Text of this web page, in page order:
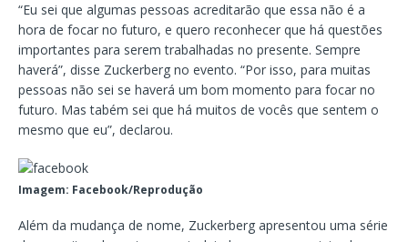
“Eu sei que algumas pessoas acreditarão que essa não é a
hora de focar no futuro, e quero reconhecer que há questões
importantes para serem trabalhadas no presente. Sempre
haverá”, disse Zuckerberg no evento. “Por isso, para muitas
pessoas não sei se haverá um bom momento para focar no
futuro. Mas tabém sei que há muitos de vocês que sentem o
mesmo que eu”, declarou.
Imagem: Facebook/Reprodução
Além da mudança de nome, Zuckerberg apresentou uma série